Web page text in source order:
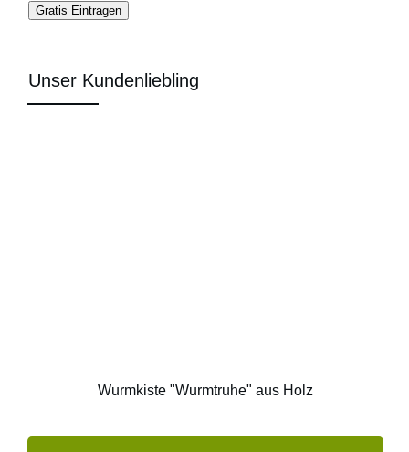
Gratis Eintragen
Unser Kundenliebling
Wurmkiste "Wurmtruhe" aus Holz